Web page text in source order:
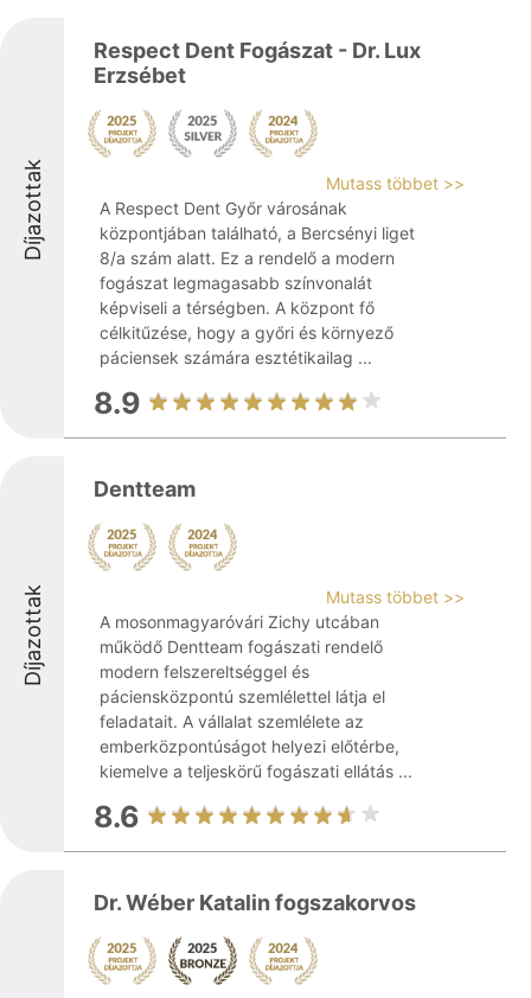
Díjazottak
Respect Dent Fogászat - Dr. Lux
Erzsébet
Mutass többet >>
A Respect Dent Győr városának
központjában található, a Bercsényi liget
8/a szám alatt. Ez a rendelő a modern
fogászat legmagasabb színvonalát
képviseli a térségben. A központ fő
célkitűzése, hogy a győri és környező
páciensek számára esztétikailag ...
8.9
Díjazottak
Dentteam
Mutass többet >>
A mosonmagyaróvári Zichy utcában
működő Dentteam fogászati rendelő
modern felszereltséggel és
páciensközpontú szemlélettel látja el
feladatait. A vállalat szemlélete az
emberközpontúságot helyezi előtérbe,
kiemelve a teljeskörű fogászati ellátás ...
8.6
Dr. Wéber Katalin fogszakorvos